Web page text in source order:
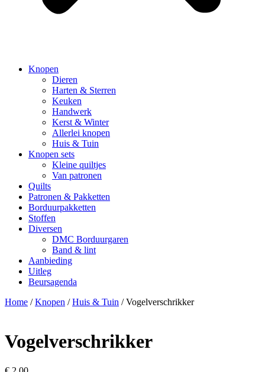
Knopen
Dieren
Harten & Sterren
Keuken
Handwerk
Kerst & Winter
Allerlei knopen
Huis & Tuin
Knopen sets
Kleine quiltjes
Van patronen
Quilts
Patronen & Pakketten
Borduurpakketten
Stoffen
Diversen
DMC Borduurgaren
Band & lint
Aanbieding
Uitleg
Beursagenda
Home /Knopen /Huis & Tuin / Vogelverschrikker
Vogelverschrikker